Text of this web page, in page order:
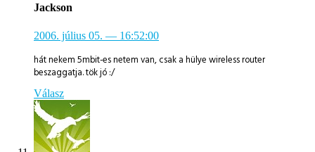
Jackson
2006. július 05. — 16:52:00
hát nekem 5mbit-es netem van, csak a hülye wireless router
beszaggatja. tök jó :/
Válasz